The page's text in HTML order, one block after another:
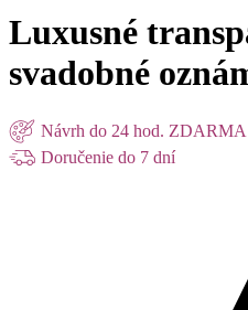
Luxusné
svadobné
Návrh do 24 hod. ZDARMA
Doručenie do 7 dní